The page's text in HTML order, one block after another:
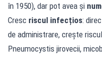
în 1950), dar pot avea și
Cresc riscul infecțios:
de administrare, crește
Pneumocystis jirovecii,